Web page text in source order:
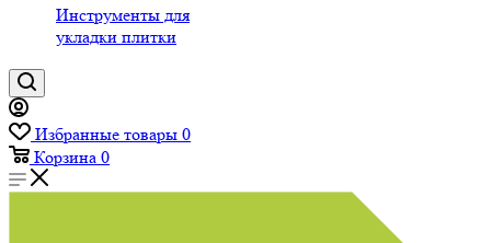
Инструменты для
укладки плитки
Избранные товары 0
Корзина 0